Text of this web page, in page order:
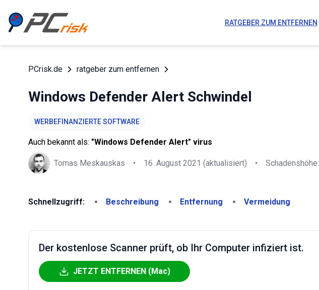
RATGEBER ZUM ENTFERNEN
PCrisk.de ratgeber zum entfernen
Windows Defender Alert Schwindel
WERBEFINANZIERTE SOFTWARE
Auch bekannt als: "Windows Defender Alert" virus
Tomas Meskauskas • 16. August 2021 (aktualisiert) • Schadenshöhe:
Schnellzugriff: Beschreibung Entfernung Vermeidung
Der kostenlose Scanner prüft, ob Ihr Computer infiziert ist.
JETZT ENTFERNEN (Mac)